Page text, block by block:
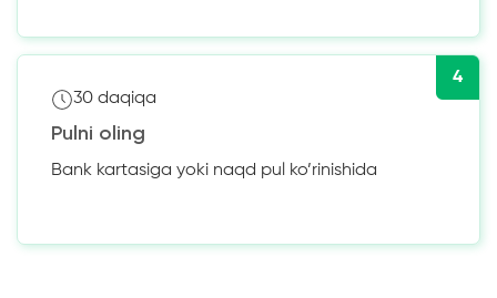
4
30 daqiqa
Pulni oling
Bank kartasiga yoki naqd pul ko’rinishida